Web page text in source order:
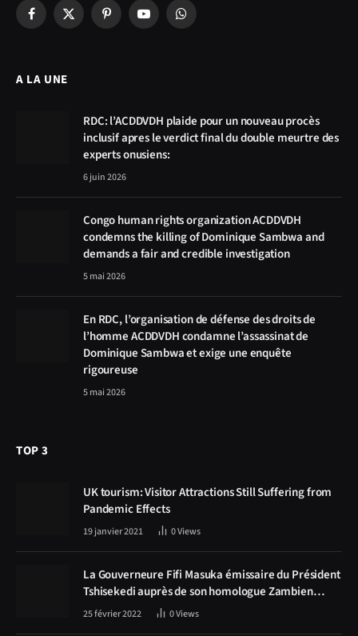
Facebook
X
PinterestYouTubeWhatsApp
A LA UNE
RDC: l’ACDDVDH plaide pour un nouveau procès
inclusif apres le verdict final du double meurtre des
experts onusiens:
6 juin 2026
Congo human rights organization ACDDVDH
condemns the killing of Dominique Sambwa and
demands a fair and credible investigation
5 mai 2026
En RDC, l’organisation de défense des droits de
l’homme ACDDVDH condamne l’assassinat de
Dominique Sambwa et exige une enquête
rigoureuse
5 mai 2026
TOP 3
UK tourism: Visitor Attractions Still Suffering from
Pandemic Effects
19 janvier 2021 0Views
La Gouverneure Fifi Masuka émissaire du Président
Tshisekedi auprès de son homologue Zambien
Hichilema, la construction de la route Kolwezi -
25 février 2022 0Views